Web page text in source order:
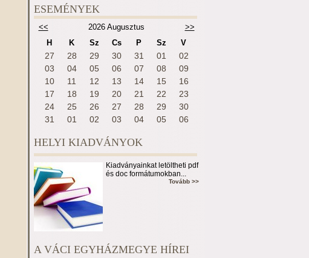
ESEMÉNYEK
<< 2026 Augusztus
>>
H
K Sz Cs P Sz V
27 28 29 30 31 01
02
03
04 05 06 07 08
09
10
11 12 13 14 15
16
17
18 19 20 21 22
23
24
25 26 27 28 29
30
31
01 02 03 04 05 06
HELYI KIADVÁNYOK
Kiadványainkat letöltheti pdf
és doc formátumokban...
Tovább >>
A VÁCI EGYHÁZMEGYE HÍREI